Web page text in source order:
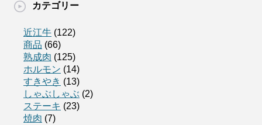
カテゴリー
近江牛 (122)
商品 (66)
熟成肉 (125)
ホルモン (14)
すきやき (13)
しゃぶしゃぶ (2)
ステーキ (23)
焼肉 (7)